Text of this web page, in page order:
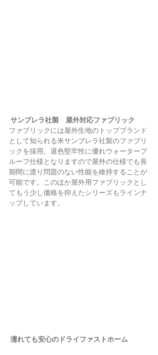
サンブレラ社製　屋外対応ファブリック
ファブリックには屋外生地のトップブランド
として知られる米サンブレラ社製のファブリ
ックを採用。退色堅牢性に優れウォータープ
ルーフ仕様となりますので屋外の仕様でも長
期間に渡り問題のない性能を維持することが
可能です。このほか屋外用ファブリックとし
てもう少し価格を抑えたシリーズもラインナ
ップしています。
濡れても安心のドライファストホーム